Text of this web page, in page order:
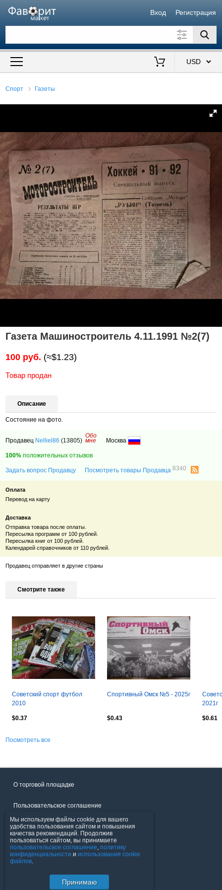
Вход Регистрация
Искать также в описании
Спорт Газеты
Газета Машиностроитель 4.11.1991 №2(7)
100 руб. (≈$1.23)
Товар продан
Описание
Состояние на фото.
Продавец Nelliel86 (13805)
Обо
мне Москва
100% положительных отзывов
Задать вопрос Продавцу Посмотреть товары Продавца8340
Оплата
Перевод на карту
Доставка
Отправка товара после оплаты.
Пересылка программ от 100 рублей.
Пересылка книг от 100 рублей.
Календарей справочников от 110 рублей.
Продавец отправляет в другие страны
Смотрите также
Советский спорт футбол
2010
$0.37
Спортивный Омск №5 - 2025г
$0.43
2021г
$0.61
Посмотреть все
О торговой площадке
Пользовательское соглашение
Политика конфиденциальности
Продавцы
© FavoritMarket.com
Мы используем файлы cookie для вашего
удобства пользования сайтом и повышения
качества рекомендаций. Продолжив
пользоваться сайтом, вы принимаете
пользовательское соглашение, политику
конфиденциальности и использования cookie
файлов.
Принимаю